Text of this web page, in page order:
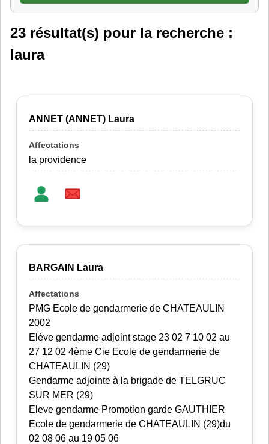
23 résultat(s) pour la recherche :
laura
ANNET (ANNET) Laura
la providence
BARGAIN Laura
PMG Ecole de gendarmerie de CHATEAULIN
2002
Elève gendarme adjoint stage 23 02 7 10 02 au
27 12 02 4ème Cie Ecole de gendarmerie de
CHATEAULIN (29)
Gendarme adjointe à la brigade de TELGRUC
SUR MER (29)
Eleve gendarme Promotion garde GAUTHIER
Ecole de gendarmerie de CHATEAULIN (29)du
02 08 06 au 19 05 06